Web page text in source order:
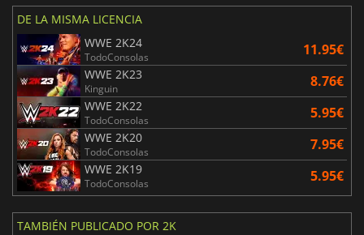
DE LA MISMA LICENCIA
WWE 2K24
TodoConsolas 11.95€
WWE 2K23
Kinguin 8.76€
WWE 2K22
TodoConsolas 5.95€
WWE 2K20
TodoConsolas 7.95€
WWE 2K19
TodoConsolas 5.95€
TAMBIÉN PUBLICADO POR 2K